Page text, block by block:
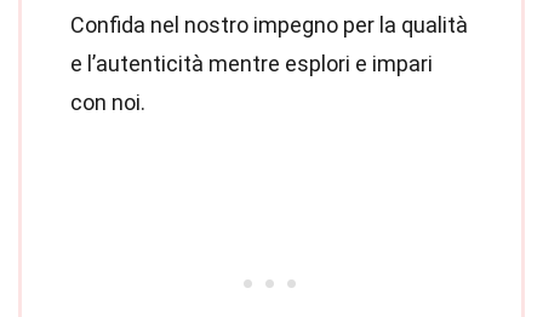
Confida nel nostro impegno per la qualità
e l’autenticità mentre esplori e impari
con noi.